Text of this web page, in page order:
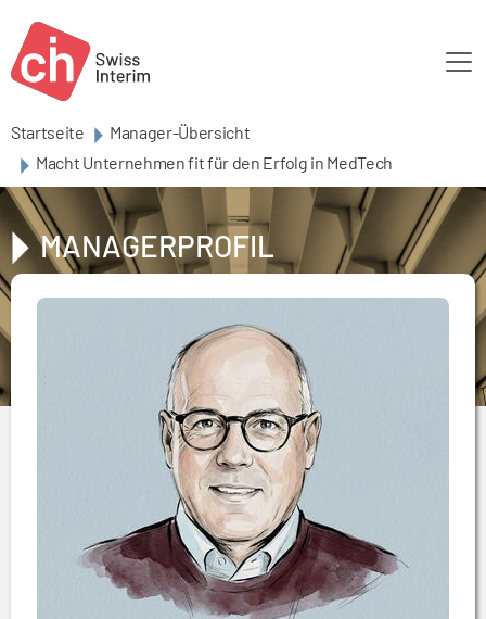
Startseite
Manager-Übersicht
Macht Unternehmen fit für den Erfolg in MedTech
MANAGERPROFIL